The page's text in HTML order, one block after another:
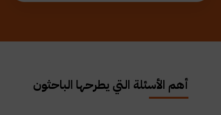
أهم الأسئلة التي يطرحها الباحثون